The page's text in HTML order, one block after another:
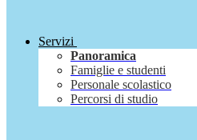
Servizi
Panoramica
Famiglie e studenti
Personale scolastico
Percorsi di studio